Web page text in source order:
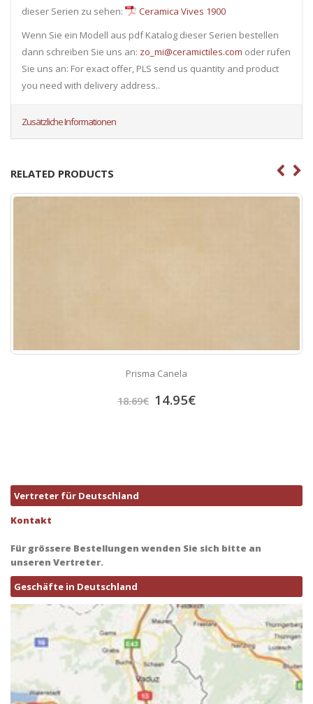
dieser Serien zu sehen:
Ceramica Vives 1900
Wenn Sie ein Modell aus pdf Katalog dieser Serien bestellen
dann schreiben Sie uns an: zo_mi@ceramictiles.com oder rufen
Sie uns an: For exact offer, PLS send us quantity and product
you need with delivery address..
Zusätzliche Informationen
RELATED PRODUCTS
Prisma Canela
18.69€ 14.95€
Vertreter für Deutschland
Kontakt
Für grössere Bestellungen wenden Sie sich bitte an
unseren Vertreter.
Geschäfte in Deutschland